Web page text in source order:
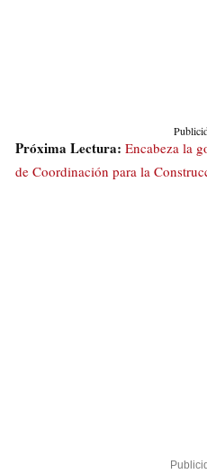
Próxima Lectura: Encabeza la
de Coordinación para la